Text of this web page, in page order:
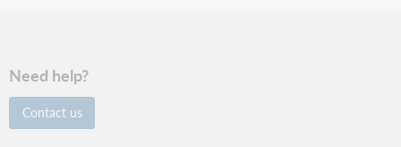
Need help?
Contact us